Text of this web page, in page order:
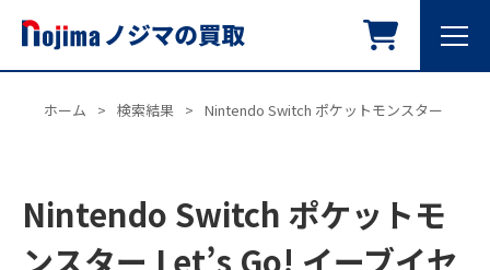
ホーム > 検索結果 > Nintendo Switch ポケットモンスター Let’s
Nintendo Switch ポケットモ
ンスター Let’s Go! イーブイセ